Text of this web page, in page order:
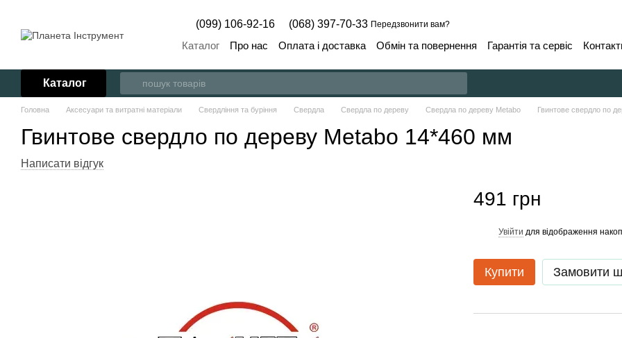
(099) 106-92-16 (068) 397-70-33 Передзвонити вам?
Каталог Про нас Оплата і доставка Обмін та повернення Гарантія та сервіс
Каталог
Головна Аксесуари та витратні матеріали Свердління та буріння Свердла Свердла по дереву Свердла по дереву Metabo Гвинтове свердло по
Гвинтове свердло по дереву Metabo 14*460 мм
Написати відгук
491 грн
Увійти для відображення
Купити Замовити